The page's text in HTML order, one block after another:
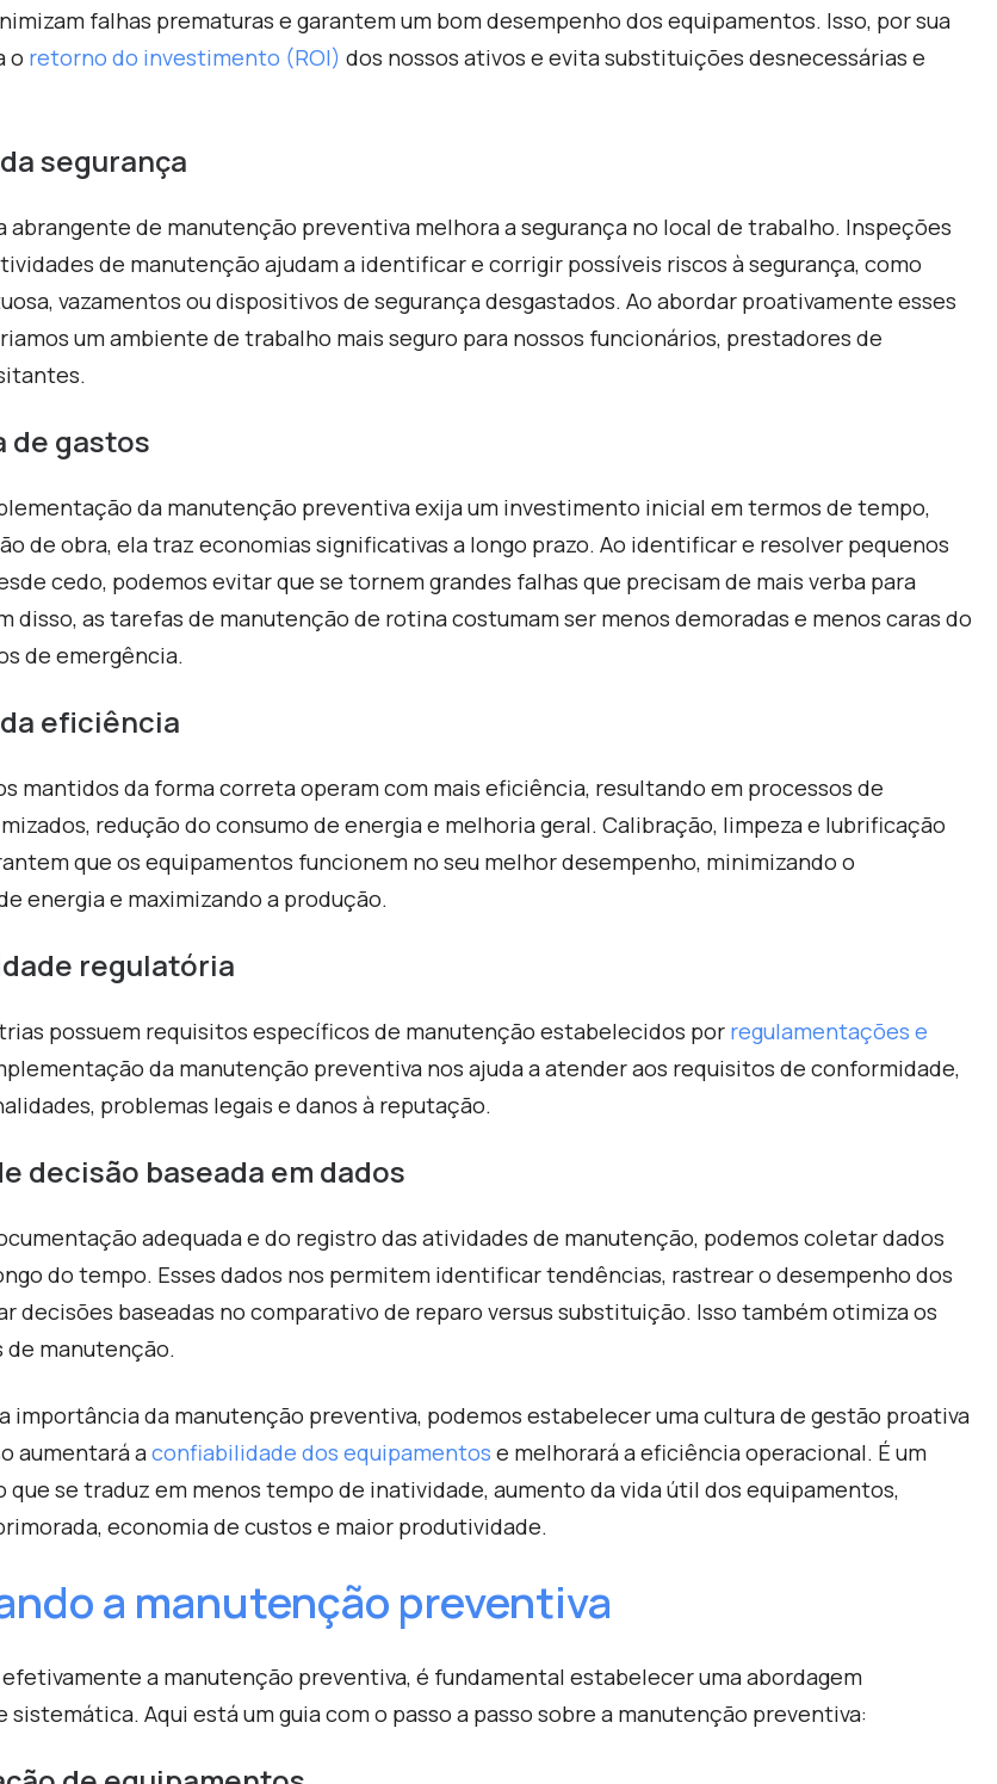
falhas prematuras e garantem um bom desempenho dos equipamentos. Isso, por sua
o retorno do investimento (ROI) dos nossos ativos e evita substituições desnecessárias e
segurança
abrangente de manutenção preventiva melhora a segurança no local de trabalho. Inspeções
de manutenção ajudam a identificar e corrigir possíveis riscos à segurança, como
vazamentos ou dispositivos de segurança desgastados. Ao abordar proativamente esses
um ambiente de trabalho mais seguro para nossos funcionários, prestadores de
de gastos
da manutenção preventiva exija um investimento inicial em termos de tempo,
de obra, ela traz economias significativas a longo prazo. Ao identificar e resolver pequenos
cedo, podemos evitar que se tornem grandes falhas que precisam de mais verba para
disso, as tarefas de manutenção de rotina costumam ser menos demoradas e menos caras do
de emergência.
eficiência
mantidos da forma correta operam com mais eficiência, resultando em processos de
redução do consumo de energia e melhoria geral. Calibração, limpeza e lubrificação
que os equipamentos funcionem no seu melhor desempenho, minimizando o
energia e maximizando a produção.
regulatória
possuem requisitos específicos de manutenção estabelecidos por regulamentações e
da manutenção preventiva nos ajuda a atender aos requisitos de conformidade,
problemas legais e danos à reputação.
decisão baseada em dados
adequada e do registro das atividades de manutenção, podemos coletar dados
do tempo. Esses dados nos permitem identificar tendências, rastrear o desempenho dos
decisões baseadas no comparativo de reparo versus substituição. Isso também otimiza os
de manutenção.
importância da manutenção preventiva, podemos estabelecer uma cultura de gestão proativa
aumentará aconfiabilidade dos equipamentos e melhorará a eficiência operacional. É um
se traduz em menos tempo de inatividade, aumento da vida útil dos equipamentos,
economia de custos e maior produtividade.
a manutenção preventiva
efetivamente a manutenção preventiva, é fundamental estabelecer uma abordagem
sistemática. Aqui está um guia com o passo a passo sobre a manutenção preventiva: